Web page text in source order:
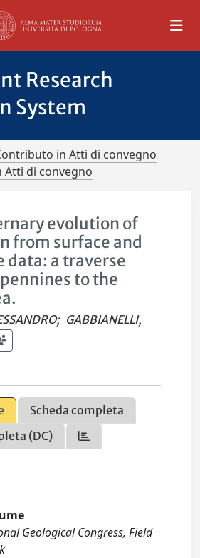
Research
System
in Atti di convegno
Atti di convegno
evolution of
from surface and
data: a traverse
to the
; GABBIANELLI,
Scheda completa
(DC)
Geological Congress, Field